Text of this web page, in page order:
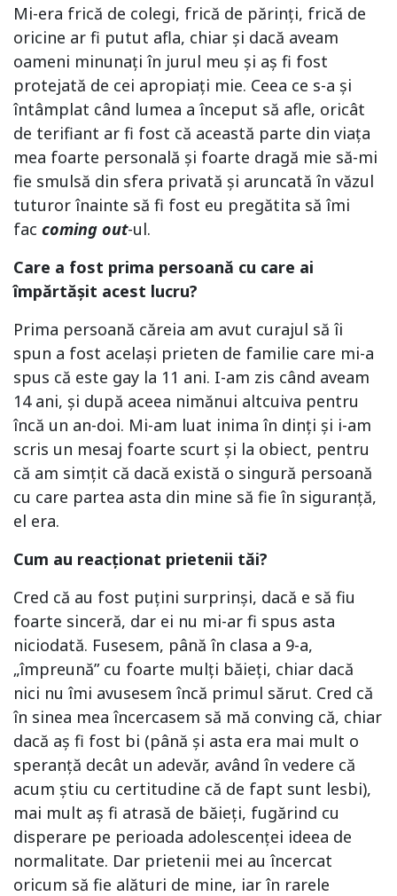
Mi-era frică de colegi, frică de părinți, frică de
oricine ar fi putut afla, chiar și dacă aveam
oameni minunați în jurul meu și aș fi fost
protejată de cei apropiați mie. Ceea ce s-a și
întâmplat când lumea a început să afle, oricât
de terifiant ar fi fost că această parte din viața
mea foarte personală și foarte dragă mie să-mi
fie smulsă din sfera privată și aruncată în văzul
tuturor înainte să fi fost eu pregătita să îmi
fac coming out-ul.
Care a fost prima persoană cu care ai
împărtășit acest lucru?
Prima persoană căreia am avut curajul să îi
spun a fost același prieten de familie care mi-a
spus că este gay la 11 ani. I-am zis când aveam
14 ani, și după aceea nimănui altcuiva pentru
încă un an-doi. Mi-am luat inima în dinți și i-am
scris un mesaj foarte scurt și la obiect, pentru
că am simțit că dacă există o singură persoană
cu care partea asta din mine să fie în siguranță,
el era.
Cum au reacționat prietenii tăi?
Cred că au fost puțini surprinși, dacă e să fiu
foarte sinceră, dar ei nu mi-ar fi spus asta
niciodată. Fusesem, până în clasa a 9-a,
„împreună” cu foarte mulți băieți, chiar dacă
nici nu îmi avusesem încă primul sărut. Cred că
în sinea mea încercasem să mă conving că, chiar
dacă aș fi fost bi (până și asta era mai mult o
speranță decât un adevăr, având în vedere că
acum știu cu certitudine că de fapt sunt lesbi),
mai mult aș fi atrasă de băieți, fugărind cu
disperare pe perioada adolescenței ideea de
normalitate. Dar prietenii mei au încercat
oricum să fie alături de mine, iar în rarele